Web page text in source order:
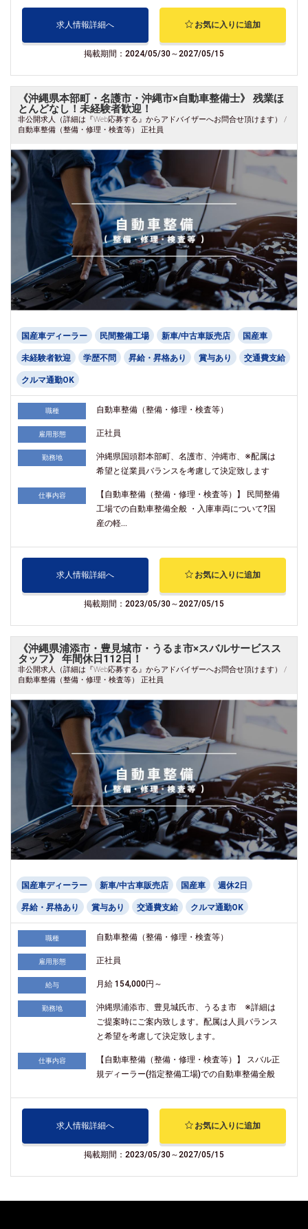
求人情報詳細へ お気に入りに追加
掲載期間：2024/05/30～2027/05/15
《沖縄県本部町・名護市・沖縄市×自動車整備士》 残業ほ
とんどなし！未経験者歓迎！
非公開求人（詳細は『Web応募する』からアドバイザーへお問合せ頂けます） /
自動車整備（整備・修理・検査等） 正社員
国産車ディーラー 民間整備工場 新車/中古車販売店 国産車
未経験者歓迎 学歴不問 昇給・昇格あり 賞与あり 交通費支給
クルマ通勤OK
職種 自動車整備（整備・修理・検査等）
雇用形態 正社員
勤務地
沖縄県国頭郡本部町、名護市、沖縄市、※配属は
希望と従業員バランスを考慮して決定致します
仕事内容
【自動車整備（整備・修理・検査等）】 民間整備
工場での自動車整備全般 ・入庫車両について?国
産の軽...
求人情報詳細へ お気に入りに追加
掲載期間：2023/05/30～2027/05/15
《沖縄県浦添市・豊見城市・うるま市×スバルサービスス
タッフ》 年間休日112日！
非公開求人（詳細は『Web応募する』からアドバイザーへお問合せ頂けます） /
自動車整備（整備・修理・検査等） 正社員
国産車ディーラー 新車/中古車販売店 国産車 週休2日
昇給・昇格あり 賞与あり 交通費支給 クルマ通勤OK
職種 自動車整備（整備・修理・検査等）
雇用形態 正社員
給与 月給 154,000円～
勤務地
沖縄県浦添市、豊見城氏市、うるま市 ※詳細は
ご提案時にご案内致します。配属は人員バランス
と希望を考慮して決定致します。
仕事内容
【自動車整備（整備・修理・検査等）】 スバル正
規ディーラー(指定整備工場)での自動車整備全般
求人情報詳細へ お気に入りに追加
掲載期間：2023/05/30～2027/05/15